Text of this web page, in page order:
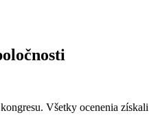
Všetky ocenenia